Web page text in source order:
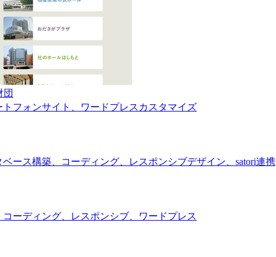
団
フォンサイト、ワードプレスカスタマイズ
ース構築、コーディング、レスポンシブデザイン、satori連携
ーディング、レスポンシブ、ワードプレス